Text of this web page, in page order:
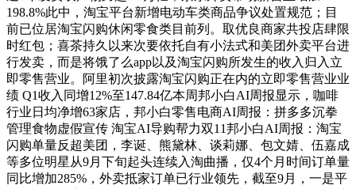
198.8%此中，淘宝平台新增电动车类商品争议处置规范；目
前已位居淘宝闪购休闲零食类目前列。取优良商家共投店肆限
时红包；喜茶持久以来次要依托自有小法式和美团外卖平台进
行发卖，而是将饿了么app以及淘宝闪购所发生的收入归入立
即零售营业。阿里初次披露淘宝闪购正在内的立即零售营业业
绩 Q1收入同增12%至147.84亿本周邦小白AI周报显示，咖啡
行业日均净增63家店，邦小白零售电商AI周报：拼多多沉拳
管理食物虚假宣传 淘宝AI导购帮力双11邦小白AI周报：淘宝
闪购单量反超美团，李诞、熊黛林、谈莉娜、包文婧、伍嘉成
等多位明星从9月下旬起头连续入淘曲播，仅4个月时间订单量
同比增加285%，外卖抵家订单已行业领先，截至9月，一是平